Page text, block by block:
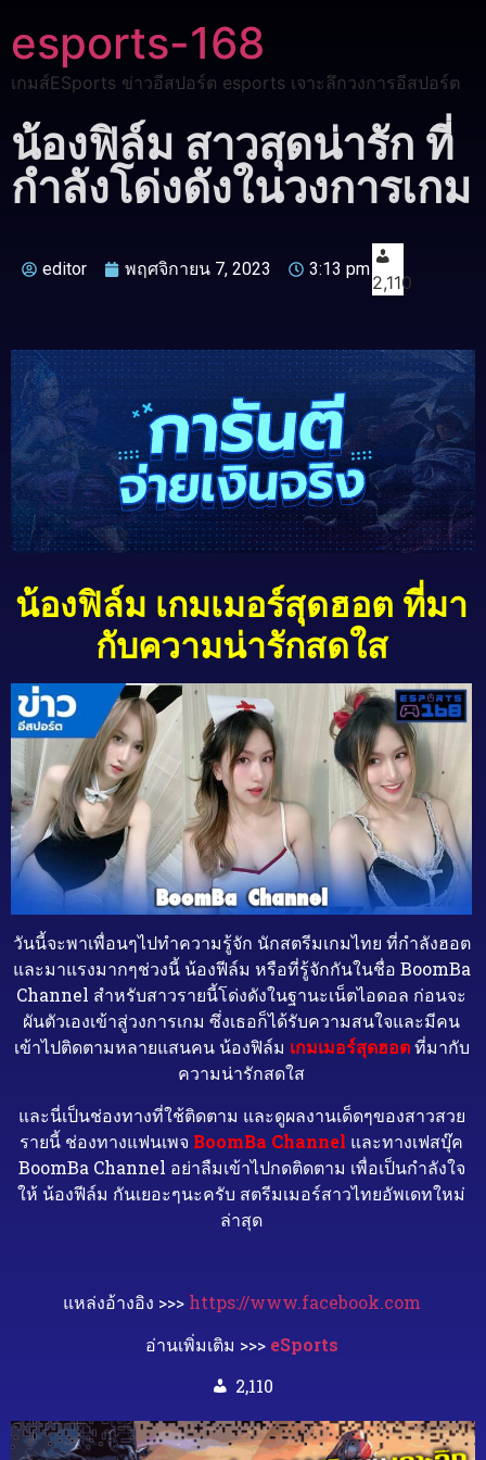
esports-168
เกมส์ESports ข่าวอีสปอร์ต esports เจาะลึกวงการอีสปอร์ต
น้องฟิล์ม สาวสุดน่ารัก ที่
กำลังโด่งดังในวงการเกม
editor พฤศจิกายน 7, 2023 3:13 pm
2,110
น้องฟิล์ม เกมเมอร์สุดฮอต ที่มา
กับความน่ารักสดใส
วันนี้จะพาเพื่อนๆไปทำความรู้จัก นักสตรีมเกมไทย ที่กำลังฮอต
และมาแรงมากๆช่วงนี้ น้องฟีล์ม หรือที่รู้จักกันในชื่อ BoomBa
Channel สำหรับสาวรายนี้โด่งดังในฐานะเน็ตไอดอล ก่อนจะ
ผันตัวเองเข้าสู่วงการเกม ซึ่งเธอก็ได้รับความสนใจและมีคน
เข้าไปติดตามหลายแสนคน น้องฟิล์ม เกมเมอร์สุดฮอต ที่มากับ
ความน่ารักสดใส
และนี่เป็นช่องทางที่ใช้ติดตาม และดูผลงานเด็ดๆของสาวสวย
รายนี้ ช่องทางแฟนเพจ BoomBa Channel และทางเฟสบุ๊ค
BoomBa Channel อย่าลืมเข้าไปกดติดตาม เพื่อเป็นกำลังใจ
ให้ น้องฟีล์ม กันเยอะๆนะครับ สตรีมเมอร์สาวไทยอัพเดทใหม่
ล่าสุด
แหล่งอ้างอิง >>> https://www.facebook.com
อ่านเพิ่มเติม >>> eSports
2,110